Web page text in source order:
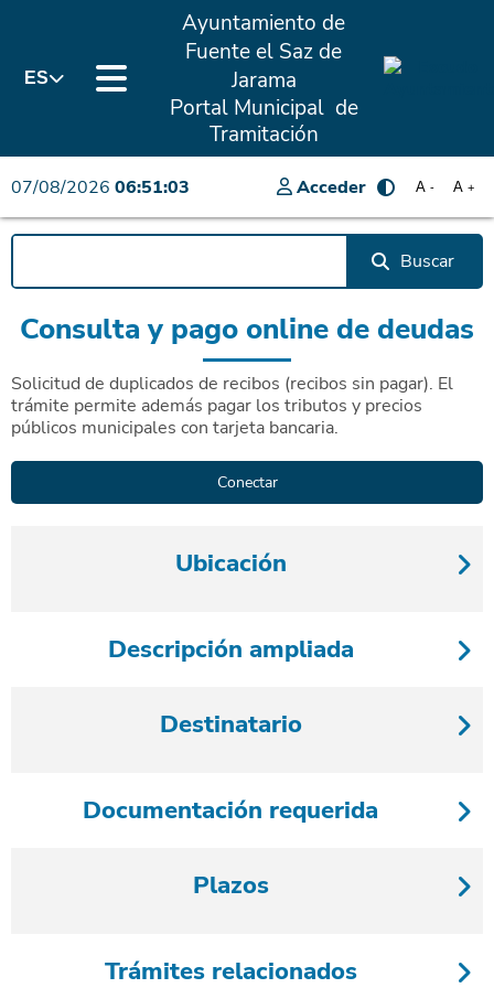
ES
Ayuntamiento de
Fuente el Saz de
Jarama
Portal Municipal de
Tramitación
07/08/2026 06:51:03 Acceder A +
A -
Buscar
Consulta y pago online de deudas
Solicitud de duplicados de recibos (recibos sin pagar). El
trámite permite además pagar los tributos y precios
públicos municipales con tarjeta bancaria.
Ubicación
Descripción ampliada
Destinatario
Documentación requerida
Plazos
Trámites relacionados